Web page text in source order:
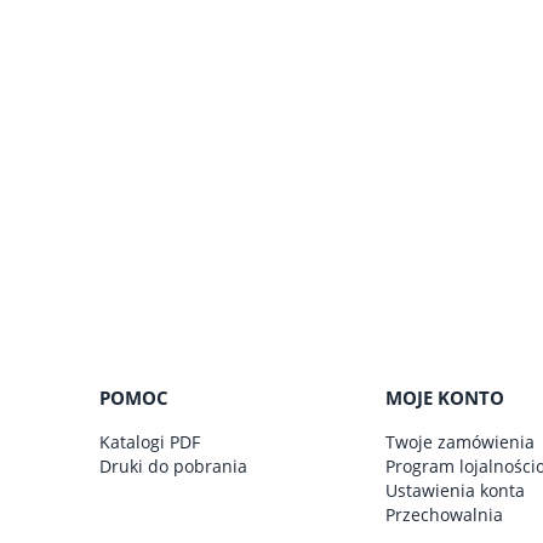
POMOC
Katalogi PDF
Druki do pobrania
MOJE KONTO
Twoje zamówienia
Program
Ustawienia konta
Przechowalnia